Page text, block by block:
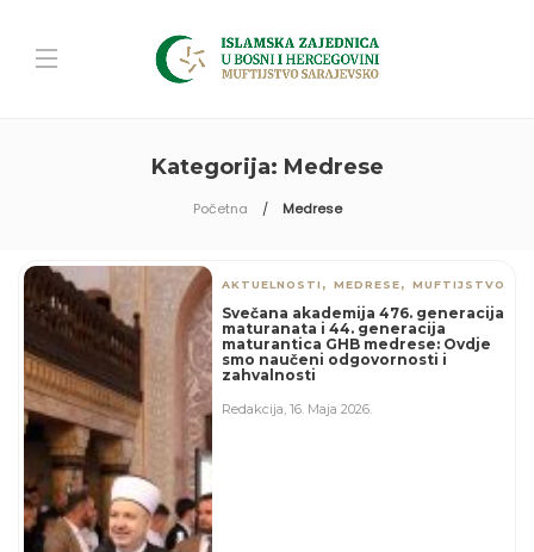
Kategorija: Medrese
Početna Medrese
AKTUELNOSTI ,MEDRESE,MUFTIJSTVO
Svečana akademija 476. generacija
maturanata i 44. generacija
maturantica GHB medrese: Ovdje
smo naučeni odgovornosti i
zahvalnosti
Redakcija,16. Maja 2026.